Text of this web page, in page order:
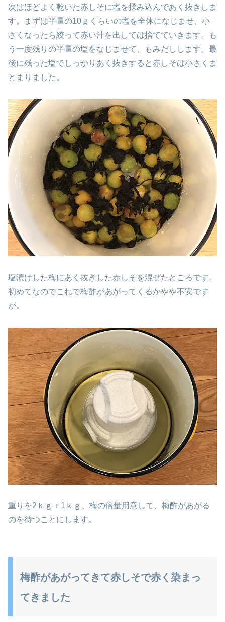
次はほどよく乾いた赤しそに塩を揉み込んであく抜きしま
す。まずは半量の10ｇくらいの塩を全体になじませ、小
さくなったら絞って赤い汁を出しては捨てていきます。も
う一度残りの半量の塩をなじませて、もみだしします。最
後に残った塩でしっかりあく抜きすると赤しそは小さくま
とまりました。
塩漬けした梅にあく抜きした赤しそを混ぜたところです。
初めてなのでこれで梅酢があがってくるかやや不安です
が。
重りを2ｋｇ＋1ｋｇ、梅の倍量用意して、梅酢があがる
のを待つことにします。
梅酢があがってきて赤しそで赤く染まっ
てきました